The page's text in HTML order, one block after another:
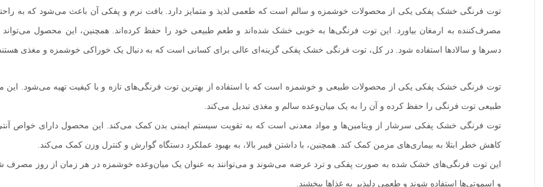
توت فرنگی خشک پفکی یکی از محصولات خوشمزه و سالم است که طعمی لذیذ و متمایز دارد. بافت نرم و پفکی آن باعث می‌شود که به
مصرف‌کننده به ارمغان بیاورد. این توت فرنگی‌ها به خوبی خشک شده‌اند و طعم طبیعی خود را حفظ کرده‌اند. همچنین، این محصول می‌تواند
دسرها و سالادها استفاده شود. در کل، توت فرنگی خشک پفکی گزینه‌ای عالی برای کسانی است که به دنبال یک خوراکی خوشمزه و مغذی
توت فرنگی خشک پفکی یکی از محصولات طبیعی و خوشمزه است که با استفاده از بهترین توت فرنگی‌های تازه و با کیفیت تهیه می‌شود.
طبیعی توت فرنگی را حفظ کرده و آن را به یک میان‌وعده سالم و مغذی تبدیل می‌کند.
توت فرنگی خشک پفکی سرشار از ویتامین‌ها و مواد معدنی است که به تقویت سیستم ایمنی بدن کمک می‌کند. این محصول دارای خواص
کاهش خطر ابتلا به بیماری‌های مزمن کمک کند. همچنین، با داشتن فیبر بالا، به بهبود عملکرد دستگاه گوارش و کنترل وزن کمک می‌کند.
این توت فرنگی‌های خشک شده به صورت پفکی و ترد عرضه می‌شوند و می‌توانند به عنوان یک میان‌وعده خوشمزه در هر زمان از روز مصرف شوند.
و اسموتی‌ها استفاده شوند و طعمی دلپذیر به غذاها ببخشند.